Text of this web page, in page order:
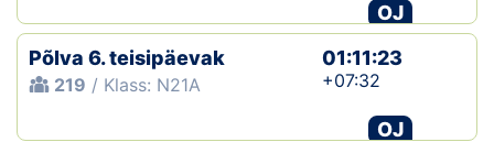
OJ
Põlva 6. teisipäevak
219 / Klass: N21A
01:11:23
+07:32
OJ